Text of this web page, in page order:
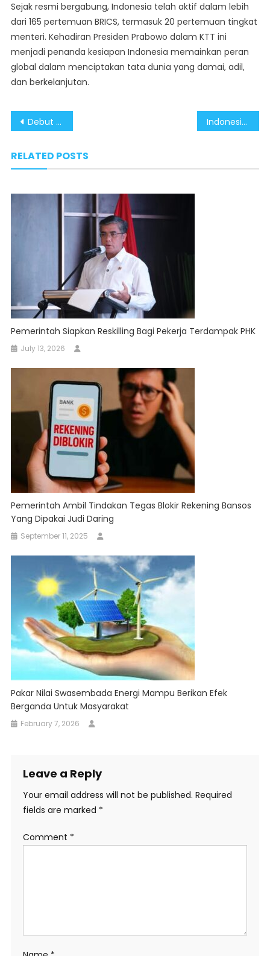
Sejak resmi bergabung, Indonesia telah aktif dalam lebih
dari 165 pertemuan BRICS, termasuk 20 pertemuan tingkat
menteri. Kehadiran Presiden Prabowo dalam KTT ini
menjadi penanda kesiapan Indonesia memainkan peran
global dalam menciptakan tata dunia yang damai, adil,
dan berkelanjutan.
Post
Debut di KTT BRICS, Presiden Prabowo Sampaikan Posisi Indonesia Sebagai ‘Bridge Builder Indonesia Pertegas Peran Strategis sebagai Bridge Builder di KTT BRICS Pertama sbg Anggota Penuh
RELATED POSTS
Pemerintah Siapkan Reskilling Bagi Pekerja Terdampak PHK
July 13, 2026
Pemerintah Ambil Tindakan Tegas Blokir Rekening Bansos
Yang Dipakai Judi Daring
September 11, 2025
Pakar Nilai Swasembada Energi Mampu Berikan Efek
Berganda Untuk Masyarakat
February 7, 2026
Leave a Reply
Your email address will not be published. Required
fields are marked *
Comment *